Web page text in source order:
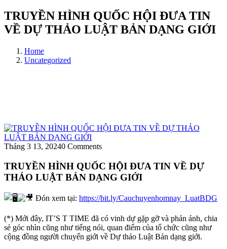
TRUYỀN HÌNH QUỐC HỘI ĐƯA TIN
VỀ DỰ THẢO LUẬT BẢN DẠNG GIỚI
Home
Uncategorized
Tháng 3 13, 20240 Comments
TRUYỀN HÌNH QUỐC HỘI ĐƯA TIN VỀ DỰ
THẢO LUẬT BẢN DẠNG GIỚI
Đón xem tại: https://bit.ly/Cauchuyenhomnay_LuatBDG
(*) Mới đây, IT’S T TIME đã có vinh dự gặp gỡ và phản ánh, chia
sẻ góc nhìn cũng như tiếng nói, quan điểm của tổ chức cũng như
cộng đồng người chuyển giới về Dự thảo Luật Bản dạng giới.